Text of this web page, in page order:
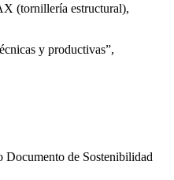
(tornillería estructural),
y productivas”,
de Sostenibilidad